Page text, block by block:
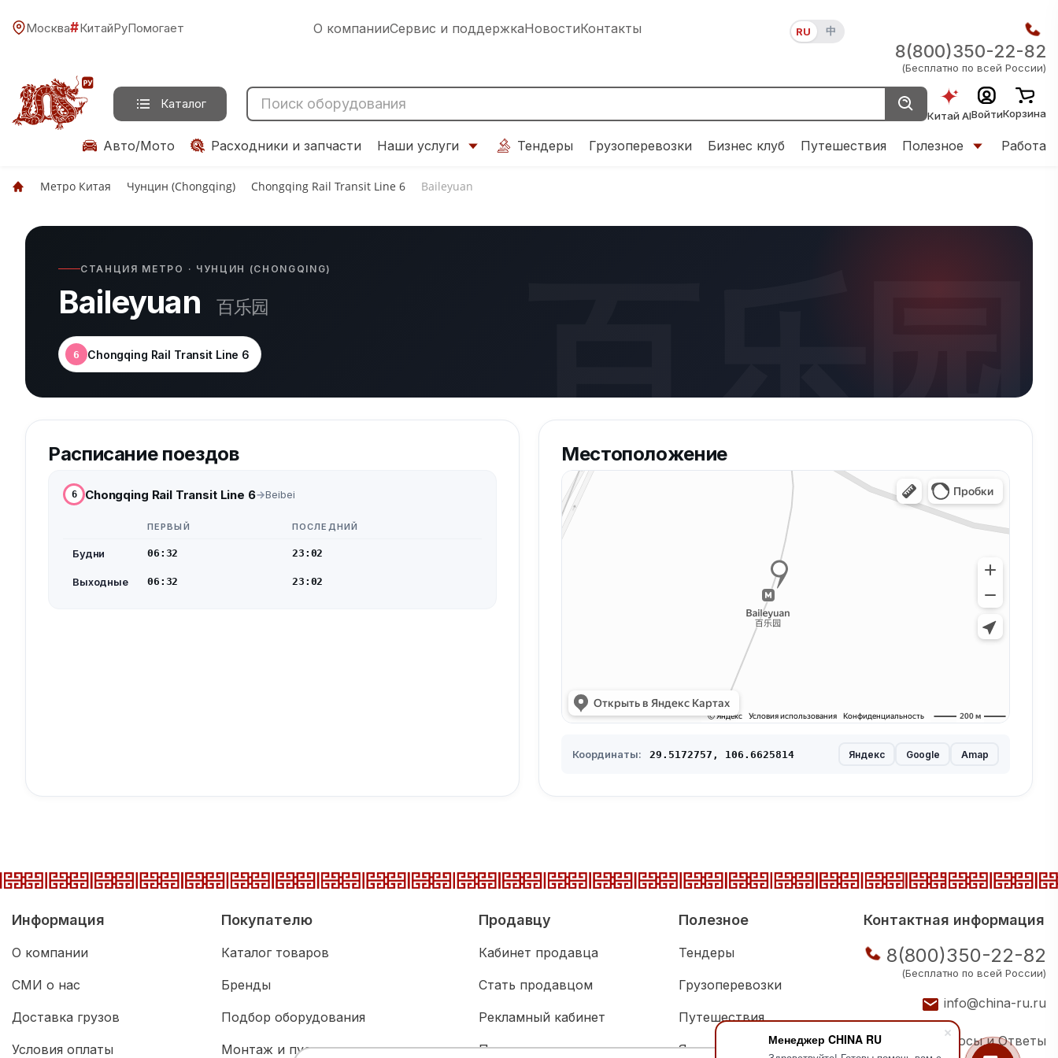
Менеджер CHINA RU
Москва#КитайРуПомогает О компанииСервис и поддержкаНовостиКонтакты RU 中
8(800)350-22-82
(Бесплатно по всей России)
Каталог
Китай AIВойтиКорзина
Авто/Мото Расходники и запчасти Наши услуги Тендеры Грузоперевозки Бизнес клуб Путешествия Полезное Работа
Метро Китая Чунцин (Chongqing) Chongqing Rail Transit Line 6 Baileyuan
百乐园
СТАНЦИЯ МЕТРО · ЧУНЦИН (CHONGQING)
Baileyuan 百乐园
6 Chongqing Rail Transit Line 6
Расписание поездов
6 Chongqing Rail Transit Line 6 Beibei
ПЕРВЫЙ ПОСЛЕДНИЙ
Будни 06:32 23:02
Выходные 06:32 23:02
Местоположение
Координаты: 29.5172757, 106.6625814 Яндекс Google Amap
Информация
О компании
СМИ о нас
Доставка грузов
Условия оплаты
Покупателю
Каталог товаров
Бренды
Подбор оборудования
Монтаж и пусконаладка
Продавцу
Кабинет продавца
Стать продавцом
Рекламный кабинет
Партнерам
Полезное
Тендеры
Грузоперевозки
Путешествия
Языковая школа
Контактная информация
8(800)350-22-82
(Бесплатно по всей России)
info@china-ru.ru
Вопросы и Ответы